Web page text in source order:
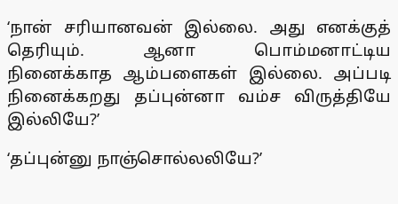
‘நான் சரியானவன் இல்லை. அது எனக்குத்
தெரியும். ஆனா பொம்மனாட்டிய
நினைக்காத ஆம்பளைகள் இல்லை. அப்படி
நினைக்கறது தப்புன்னா வம்ச விருத்தியே
இல்லியே?’
‘தப்புன்னு நாஞ்சொல்லலியே?’